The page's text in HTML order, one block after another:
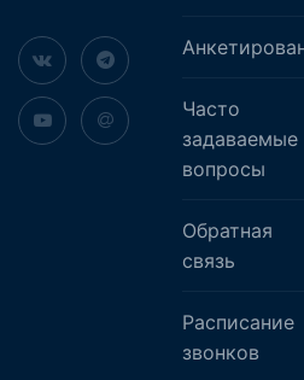
Часто
задаваемые
вопросы
Обратная
связь
Расписание
звонков